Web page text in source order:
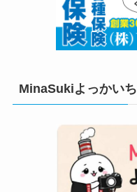
MinaSukiよっかいち